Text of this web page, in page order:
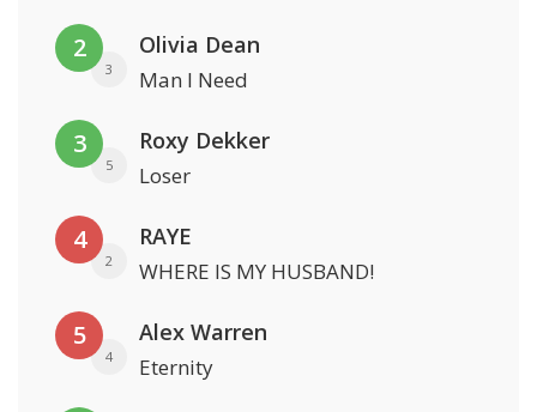
2
3
Olivia Dean
Man I Need
3
5
Roxy Dekker
Loser
4
2
RAYE
WHERE IS MY HUSBAND!
5
4
Alex Warren
Eternity